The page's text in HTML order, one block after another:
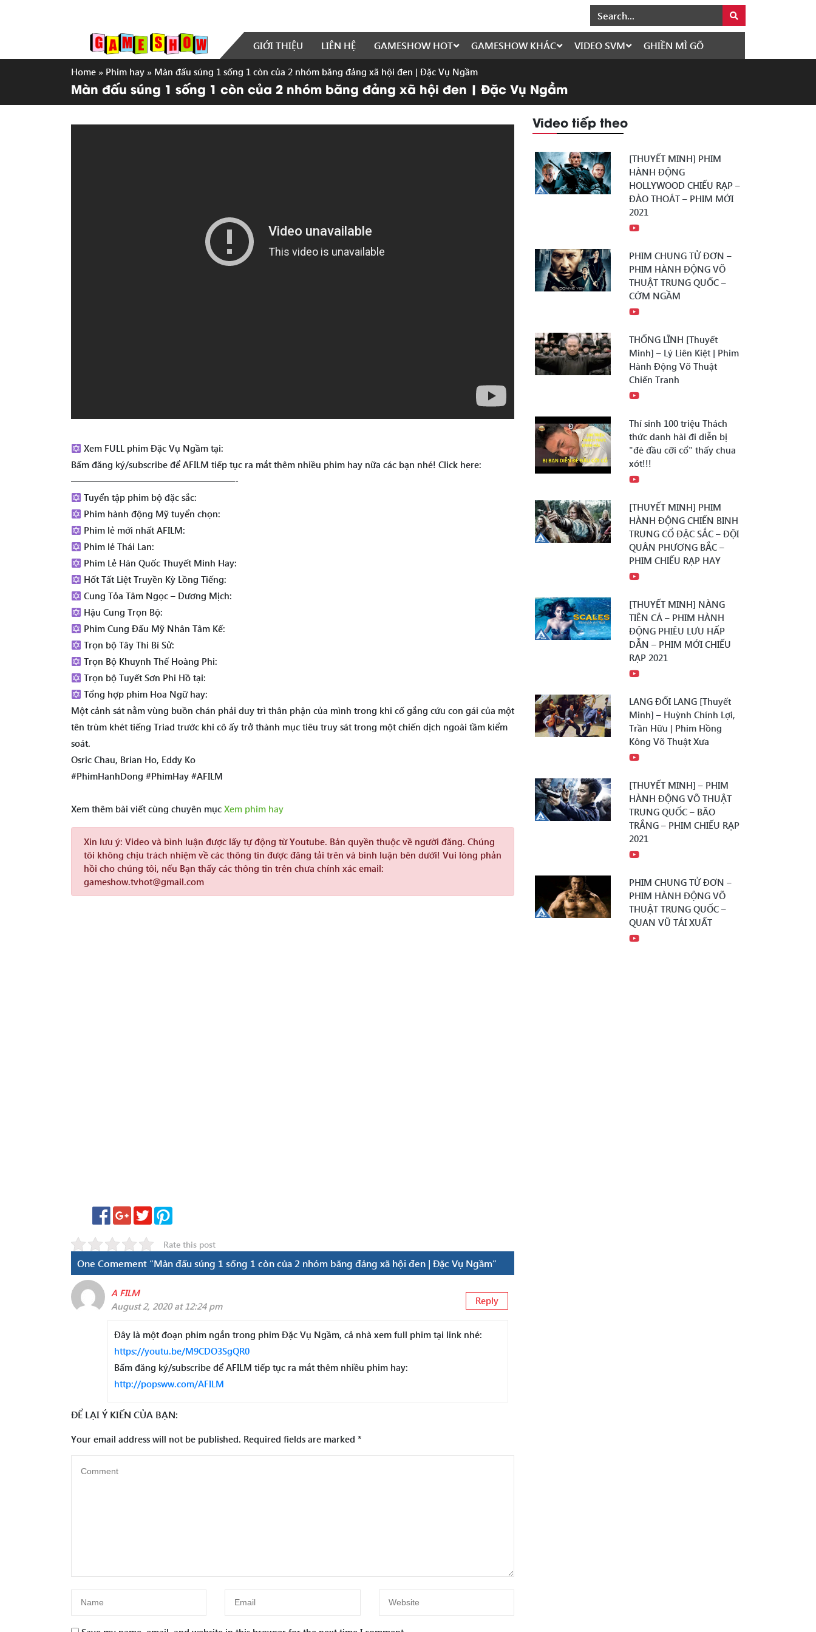
GIỚI THIỆU LIÊN HỆ GAMESHOW HOT GAMESHOW KHÁC VIDEO SVM GHIỀN MÌ GÕ
Home » Phim hay » Màn đấu súng 1 sống 1 còn của 2 nhóm băng đảng xã hội đen | Đặc Vụ Ngầm
Màn đấu súng 1 sống 1 còn của 2 nhóm băng đảng xã hội đen | Đặc Vụ Ngầm
Xem FULL phim Đặc Vụ Ngầm tại:
Bấm đăng ký/subscribe để AFILM tiếp tục ra mắt thêm nhiều phim hay nữa các bạn nhé! Click here:
——————————————————-
Tuyển tập phim bộ đặc sắc:
Phim hành động Mỹ tuyển chọn:
Phim lẻ mới nhất AFILM:
Phim lẻ Thái Lan:
Phim Lẻ Hàn Quốc Thuyết Minh Hay:
Hốt Tất Liệt Truyền Kỳ Lồng Tiếng:
Cung Tỏa Tâm Ngọc – Dương Mịch:
Hậu Cung Trọn Bộ:
Phim Cung Đấu Mỹ Nhân Tâm Kế:
Trọn bộ Tây Thi Bí Sử:
Trọn Bộ Khuynh Thế Hoàng Phi:
Trọn bộ Tuyết Sơn Phi Hồ tại:
Tổng hợp phim Hoa Ngữ hay:
Một cảnh sát nằm vùng buồn chán phải duy trì thân phận của mình trong khi cố gắng cứu con gái của một
tên trùm khét tiếng Triad trước khi cô ấy trở thành mục tiêu truy sát trong một chiến dịch ngoài tầm kiểm
soát.
Osric Chau, Brian Ho, Eddy Ko
#PhimHanhDong #PhimHay #AFILM
Xem thêm bài viết cùng chuyên mục Xem phim hay
Xin lưu ý: Video và bình luận được lấy tự động từ Youtube. Bản quyền thuộc về người đăng. Chúng
tôi không chịu trách nhiệm về các thông tin được đăng tải trên và bình luận bên dưới! Vui lòng phản
hồi cho chúng tôi, nếu Bạn thấy các thông tin trên chưa chính xác email:
gameshow.tvhot@gmail.com
Rate this post
One Comement “Màn đấu súng 1 sống 1 còn của 2 nhóm băng đảng xã hội đen | Đặc Vụ Ngầm”
A FILM
August 2, 2020 at 12:24 pm
Reply
Đây là một đoạn phim ngắn trong phim Đặc Vụ Ngầm, cả nhà xem full phim tại link nhé:
https://youtu.be/M9CDO3SgQR0
Bấm đăng ký/subscribe để AFILM tiếp tục ra mắt thêm nhiều phim hay:
http://popsww.com/AFILM
ĐỂ LẠI Ý KIẾN CỦA BẠN:
Your email address will not be published. Required fields are marked *
Video tiếp theo
[THUYẾT MINH] PHIM
HÀNH ĐỘNG
HOLLYWOOD CHIẾU RẠP –
ĐÀO THOÁT – PHIM MỚI
2021
PHIM CHUNG TỬ ĐƠN –
PHIM HÀNH ĐỘNG VÕ
THUẬT TRUNG QUỐC –
CỚM NGẦM
THỐNG LĨNH [Thuyết
Minh] – Lý Liên Kiệt | Phim
Hành Động Võ Thuật
Chiến Tranh
Thí sinh 100 triệu Thách
thức danh hài đi diễn bị
"đè đầu cỡi cổ" thấy chua
xót!!!
[THUYẾT MINH] PHIM
HÀNH ĐỘNG CHIẾN BINH
TRUNG CỔ ĐẶC SẮC – ĐỘI
QUÂN PHƯƠNG BẮC –
PHIM CHIẾU RẠP HAY
[THUYẾT MINH] NÀNG
TIÊN CÁ – PHIM HÀNH
ĐỘNG PHIÊU LƯU HẤP
DẪN – PHIM MỚI CHIẾU
RẠP 2021
LANG ĐỐI LANG [Thuyết
Minh] – Huỳnh Chính Lợi,
Trần Hữu | Phim Hồng
Kông Võ Thuật Xưa
[THUYẾT MINH] – PHIM
HÀNH ĐỘNG VÕ THUẬT
TRUNG QUỐC – BÃO
TRẮNG – PHIM CHIẾU RẠP
2021
PHIM CHUNG TỬ ĐƠN –
PHIM HÀNH ĐỘNG VÕ
THUẬT TRUNG QUỐC –
QUAN VŨ TÁI XUẤT